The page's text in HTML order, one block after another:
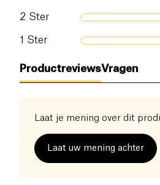
2 Ster
1 Ster
ProductreviewsVragen
Laat je mening over dit
Laat uw mening achter